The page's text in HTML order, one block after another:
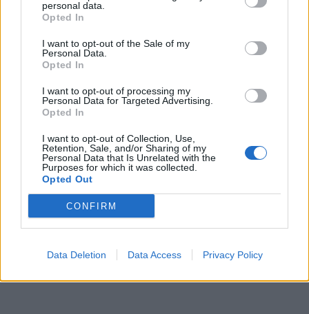
personal data.
Opted In
I want to opt-out of the Sale of my
Personal Data.
Opted In
I want to opt-out of processing my
Personal Data for Targeted Advertising.
Opted In
I want to opt-out of Collection, Use,
Retention, Sale, and/or Sharing of my
Personal Data that Is Unrelated with the
Purposes for which it was collected.
Opted Out
CONFIRM
Data Deletion Data Access Privacy Policy